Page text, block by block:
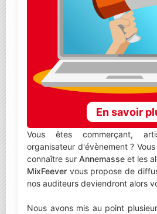
En savoir
Vous êtes commerçant,
organisateur d'évènement ?
connaître sur Annemasse et les
MixFeever vous propose de
nos auditeurs deviendront alors
Nous avons mis au point